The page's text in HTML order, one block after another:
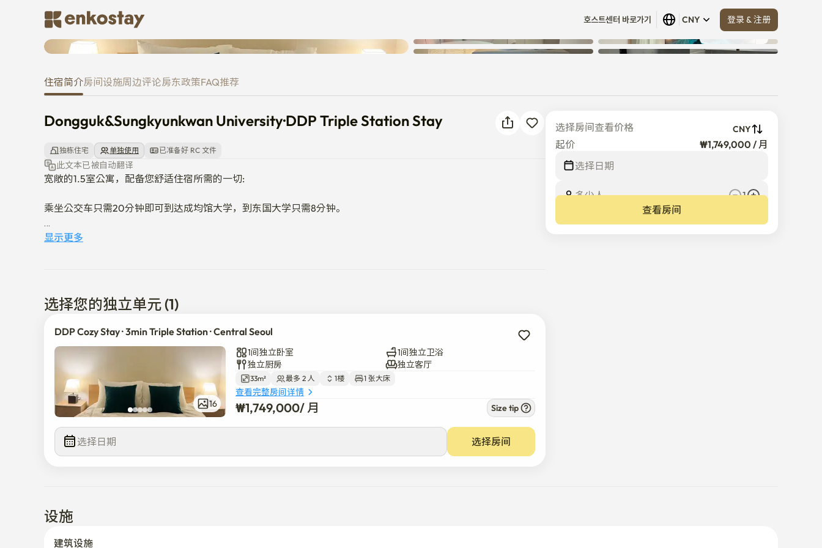
호스트센터 바로가기 CNY 登录 & 注册
Dongguk&Sungkyunkwan University·DDP Triple Station Stay
查看全部 (13)
住宿简介房间设施周边评论房东政策FAQ推荐
Dongguk&Sungkyunkwan University·DDP Triple Station Stay
独栋住宅 单独使用 已准备好 RC 文件
此文本已被自动翻译
宽敞的1.5室公寓，配备您舒适住宿所需的一切:
乘坐公交车只需20分钟即可到达成均馆大学，到东国大学只需8分钟。
🛏️ 舒适的床铺及放松的氛围
非常适合在首尔度假、工作或工作假期。 在城市中心享受舒适与高效！🌆
显示更多
选择您的独立单元 (1)
DDP Cozy Stay · 3min Triple Station · Central Seoul
16
1间独立卧室
1间独立卫浴
独立厨房
独立客厅
33m² 最多 2 人 1楼 1 张大床
查看完整房间详情
₩1,749,000/ 月 Size tip
选择日期 选择房间
选择房间查看价格 CNY
起价
₩1,749,000 / 月
选择日期
多少人
1
查看房间
设施
建筑设施